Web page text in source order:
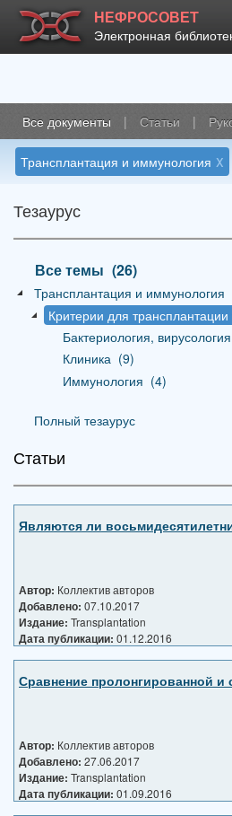
НЕФРОСОВЕТ
Электронная
Все документы | Статьи |
Трансплантация и иммунология x
Тезаурус
Все темы (26)
Трансплантация и иммунология
Критерии для трансплантации
Бактериология,
Клиника_ (9)
Иммунология (4)
Полный тезаурус
Статьи
Являются ли
Автор: Коллектив авторов
Добавлено: 07.10.2017
Издание: Transplantation
Дата публикации: 01.12.2016
Сравнение пролонгированной
Автор: Коллектив авторов
Добавлено: 27.06.2017
Издание: Transplantation
Дата публикации: 01.09.2016